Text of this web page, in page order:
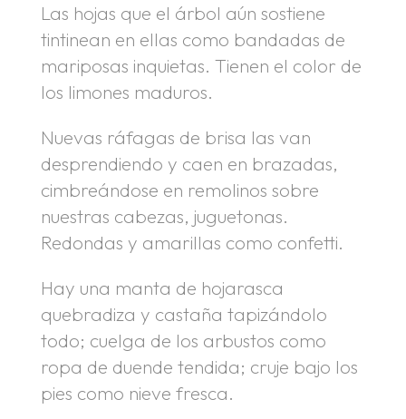
Las hojas que el árbol aún sostiene
tintinean en ellas como bandadas de
mariposas inquietas. Tienen el color de
los limones maduros.
Nuevas ráfagas de brisa las van
desprendiendo y caen en brazadas,
cimbreándose en remolinos sobre
nuestras cabezas, juguetonas.
Redondas y amarillas como confetti.
Hay una manta de hojarasca
quebradiza y castaña tapizándolo
todo; cuelga de los arbustos como
ropa de duende tendida; cruje bajo los
pies como nieve fresca.